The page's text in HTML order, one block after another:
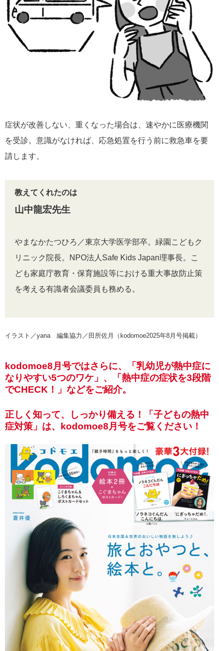
症状が改善しない、重くなった場合は、速やかに医療機関
を受診。意識がなければ、応急処置を行う前に救急車を要
請します。
教えてくれたのは
山中龍宏先生
やまなかたつひろ／東京大学医学部卒。緑園こどもク
リニック院長。NPO法人Safe Kids Japan理事長。こ
ども家庭庁教育・保育施設等における重大事故防止策
を考える有識者会議委員も務める。
イラスト／yana 編集協力／田所佐月（kodomoe2025年8月号掲載）
kodomoe8月号ではさらに、「乳幼児が熱中症に
なりやすい5つのワケ」、「熱中症の症状を3段階
でCHECK！」などをご紹介。
正しく知って、しっかり備える！「子どもの熱中
症対策」は、kodomoe8月号をご覧ください！